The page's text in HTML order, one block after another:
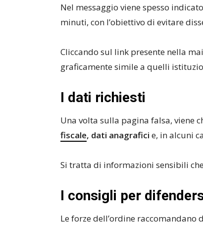
Nel messaggio viene spesso
minuti, con l’obiettivo di evitare
Cliccando sul link presente nella
graficamente simile a quelli
I dati richiesti
Una volta sulla pagina falsa, viene
fiscale, dati anagrafici e, in alcuni
Si tratta di informazioni sensibili
I consigli per
Le forze dell’ordine raccomandano